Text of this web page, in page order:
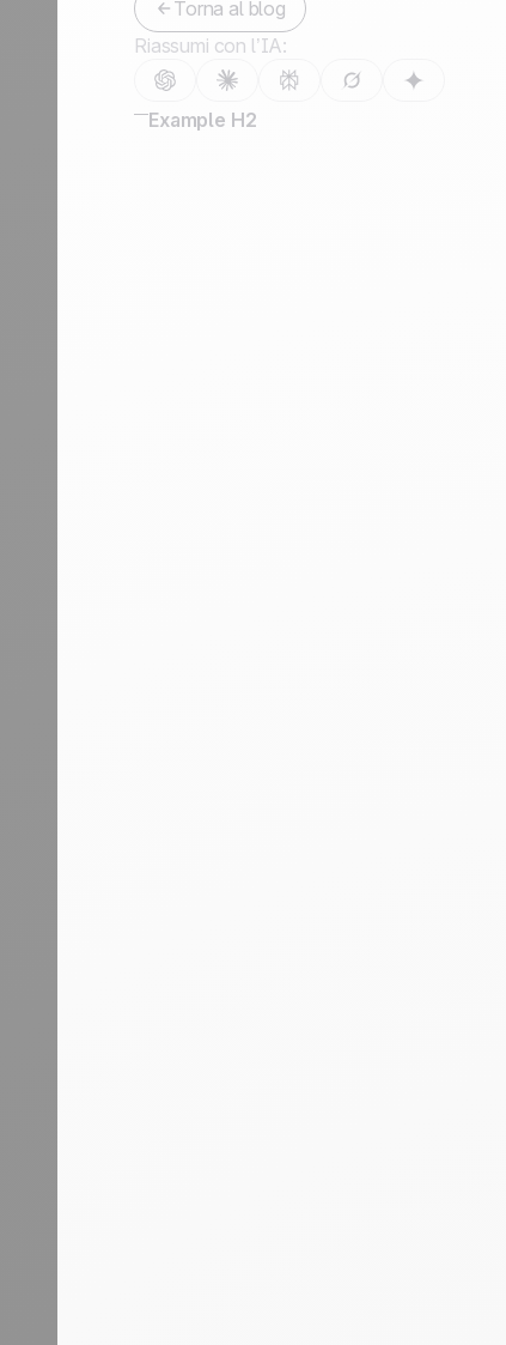
Contattaci
Diventa partner
Torna al blog
Riassumi con l’IA:
Example H2